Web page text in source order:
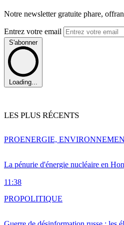
Notre newsletter gratuite phare,
Entrez votre email
S'abonner
Loading...
LES PLUS RÉCENTS
La pénurie d'énergie nucléaire en
11:38
PROENERGIE,
PROPOLITIQUE